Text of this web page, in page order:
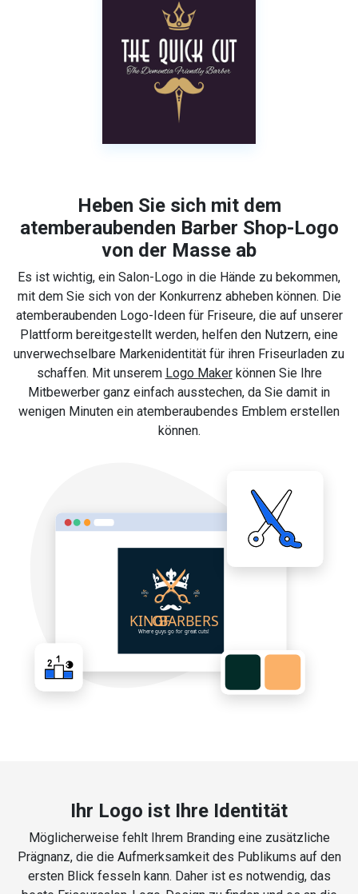
Heben Sie sich mit dem
atemberaubenden Barber Shop-Logo
von der Masse ab
Es ist wichtig, ein Salon-Logo in die Hände zu bekommen,
mit dem Sie sich von der Konkurrenz abheben können. Die
atemberaubenden Logo-Ideen für Friseure, die auf unserer
Plattform bereitgestellt werden, helfen den Nutzern, eine
unverwechselbare Markenidentität für ihren Friseurladen zu
schaffen. Mit unserem Logo Makerkönnen Sie Ihre
Mitbewerber ganz einfach ausstechen, da Sie damit in
wenigen Minuten ein atemberaubendes Emblem erstellen
können.
Ihr Logo ist Ihre Identität
Möglicherweise fehlt Ihrem Branding eine zusätzliche
Prägnanz, die die Aufmerksamkeit des Publikums auf den
ersten Blick fesseln kann. Daher ist es notwendig, das